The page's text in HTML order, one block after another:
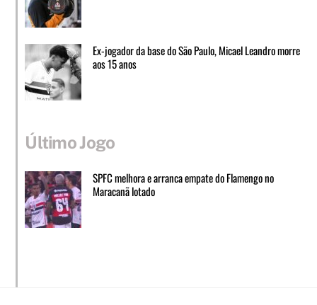
Ex-jogador da base do São Paulo, Micael Leandro morre
aos 15 anos
Último Jogo
SPFC melhora e arranca empate do Flamengo no
Maracanã lotado